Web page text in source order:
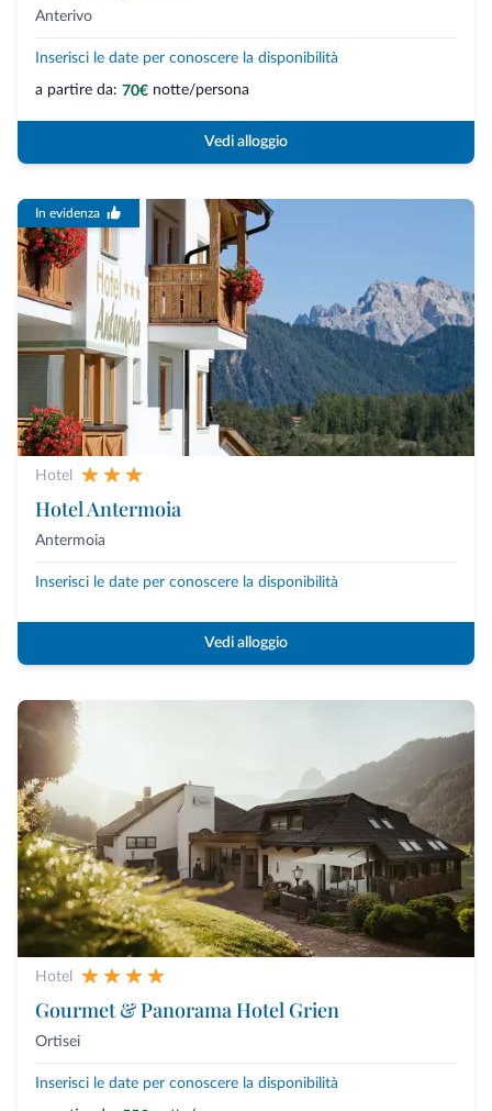
Anterivo
Inserisci le date per conoscere la disponibilità
a partire da: 70€ notte/persona
Vedi alloggio
In evidenza
Hotel
Hotel Antermoia
Antermoia
Inserisci le date per conoscere la disponibilità
Vedi alloggio
Hotel
Gourmet & Panorama Hotel Grien
Ortisei
Inserisci le date per conoscere la disponibilità